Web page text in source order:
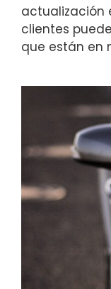
actualización
clientes
que están en